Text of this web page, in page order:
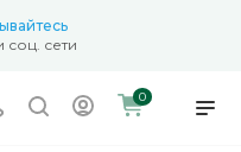
соц. сети
0